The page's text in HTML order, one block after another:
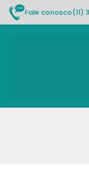
Fale conosco(11)